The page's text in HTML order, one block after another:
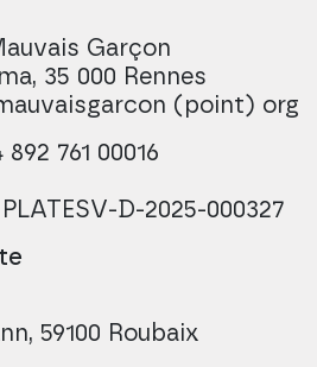
Garçon
35 000 Rennes
(point) org
892 761 00016
D-2025-000327
59100 Roubaix